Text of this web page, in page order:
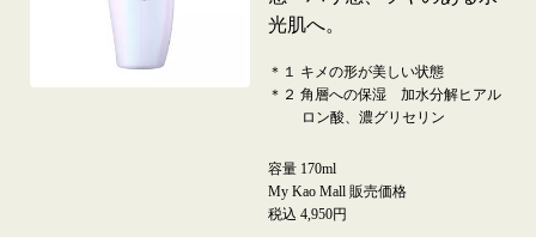
光肌へ。
＊１ キメの形が美しい状態
＊２ 角層への保湿 加水分解ヒアル
ロン酸、濃グリセリン
容量 170ml
My Kao Mall 販売価格
税込 4,950円